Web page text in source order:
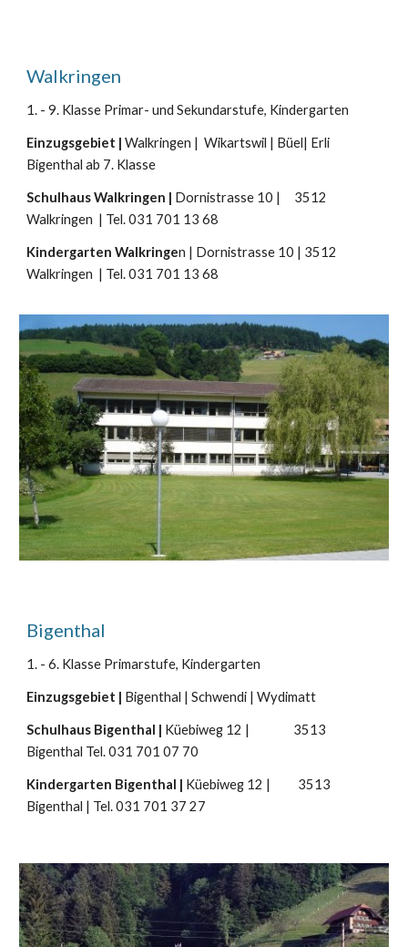
Walkringen
1. - 9. Klasse Primar- und Sekundarstufe, Kindergarten
Einzugsgebiet |Walkringen |Wikartswil | Büel| Erli
Bigenthal ab 7. Klasse
Schulhaus Walkringen | Dornistrasse 10 | 3512
Walkringen | Tel. 031 701 13 68
Kindergarten Walkringen | Dornistrasse 10 | 3512
Walkringen | Tel. 031 701 13 68
Bigenthal
1. - 6. Klasse Primarstufe, Kindergarten
Einzugsgebiet | Bigenthal | Schwendi | Wydimatt
Schulhaus Bigenthal | Küebiweg 12 | 3513
Bigenthal Tel. 031 701 07 70
Kindergarten Bigenthal | Küebiweg 12 | 3513
Bigenthal | Tel. 031 701 37 27